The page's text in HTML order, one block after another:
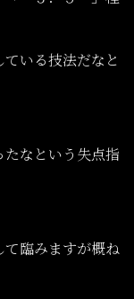
いる技法だなと
たなという失点指
臨みますが概ね